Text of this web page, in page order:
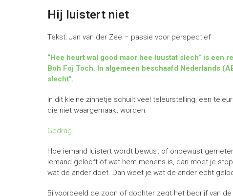
Hij luistert niet
Tekst: Jan van der Zee – passie voor perspectief
“Hee heurt wal good maor hee luustat slech” is
Boh Foj Toch. In algemeen beschaafd Nederlands
slecht”.
In dit kleine zinnetje schuilt veel teleurstelling, een
die niet waargemaakt worden.
Gedrag
Hoe iemand luistert wordt bewust of onbewust
iemand gelooft of wat hem menens is, dan moet je
wat de ander doet. Dan weet je wat de ander echt
Bijvoorbeeld de zoon of dochter zegt het bedrijf van